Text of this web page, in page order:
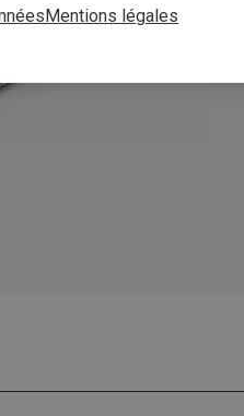
Mentions légales